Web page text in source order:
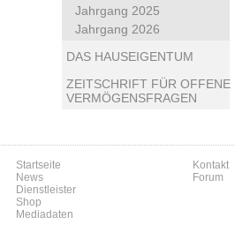
Jahrgang 2025
Jahrgang 2026
DAS HAUSEIGENTUM
ZEITSCHRIFT FÜR OFFENE
VERMÖGENSFRAGEN
Startseite
News
Dienstleister
Shop
Mediadaten
Kontakt
Forum